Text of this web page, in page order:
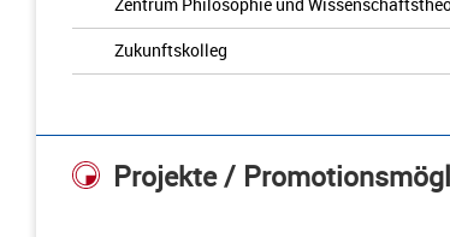
Zukunftskolleg
Projekte /